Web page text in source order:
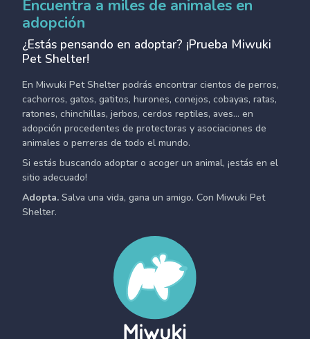
Encuentra a miles de animales en
adopción
¿Estás pensando en adoptar? ¡Prueba Miwuki
Pet Shelter!
En Miwuki Pet Shelter podrás encontrar cientos de perros,
cachorros, gatos, gatitos, hurones, conejos, cobayas, ratas,
ratones, chinchillas, jerbos, cerdos reptiles, aves... en
adopción procedentes de protectoras y asociaciones de
animales o perreras de todo el mundo.
Si estás buscando adoptar o acoger un animal, ¡estás en el
sitio adecuado!
Adopta. Salva una vida, gana un amigo. Con Miwuki Pet
Shelter.